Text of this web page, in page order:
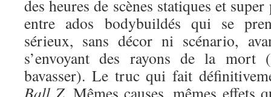
des heures de scènes statiques et
entre ados bodybuildés qui se
sérieux, sans décor ni scénario,
s’envoyant des rayons de la mort
bavasser). Le truc qui fait
Ball Z. Mêmes causes, mêmes effets